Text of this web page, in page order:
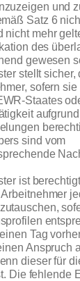
und
Satz 6
nicht mehr
des
gewesen
stellt sicher,
sofern sie
Staates
aufgrund
sind vom
ist
Tag
Anspruch
dieser für
Die fehlende